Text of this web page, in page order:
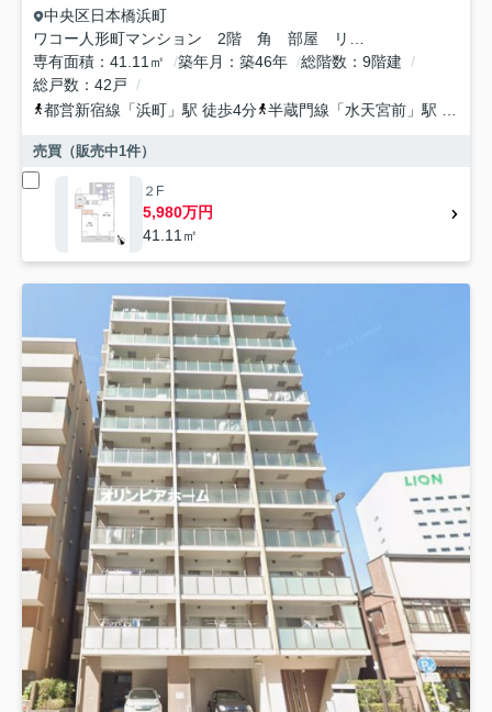
中央区日本橋浜町
ワコー人形町マンション 2階 角 部屋 リ ノベーション
専有面積
41.11㎡ 築年月 築46年 総階数
9階建
総戸数
42戸
都営新宿線 「浜町 」駅 徒歩4分 半蔵門線 「水天宮前 」駅 徒歩7分
売買（販売中1件）
２F
5,980万円
41.11㎡